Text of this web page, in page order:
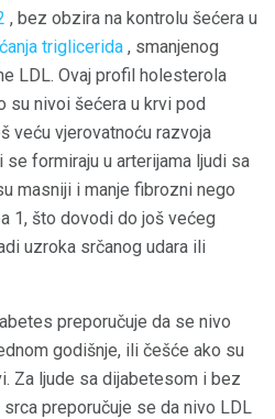
, bez obzira na kontrolu šećera u
triglicerida , smanjenog
LDL. Ovaj profil holesterola
su nivoi šećera u krvi pod
veću vjerovatnoću razvoja
se formiraju u arterijama ljudi sa
masniji i manje fibrozni nego
1, što dovodi do još većeg
uzroka srčanog udara ili
preporučuje da se nivo
godišnje, ili češće ako su
Za ljude sa dijabetesom i bez
preporučuje se da nivo LDL